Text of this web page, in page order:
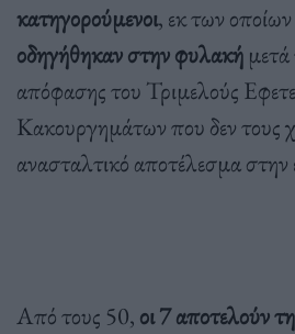
κατηγορούμενοι, εκ των οποίων
οδηγήθηκαν στην φυλακή
απόφασης του Τριμελούς
Κακουργημάτων που δεν τους
ανασταλτικό αποτέλεσμα στην
Από τους 50, οι 7 αποτελούν